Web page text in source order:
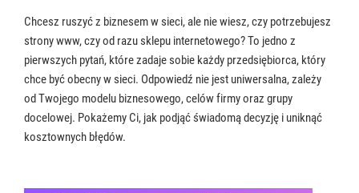
Chcesz ruszyć z biznesem w sieci, ale nie wiesz, czy potrzebujesz
strony www, czy od razu sklepu internetowego? To jedno z
pierwszych pytań, które zadaje sobie każdy przedsiębiorca, który
chce być obecny w sieci. Odpowiedź nie jest uniwersalna, zależy
od Twojego modelu biznesowego, celów firmy oraz grupy
docelowej. Pokażemy Ci, jak podjąć świadomą decyzję i uniknąć
kosztownych błędów.